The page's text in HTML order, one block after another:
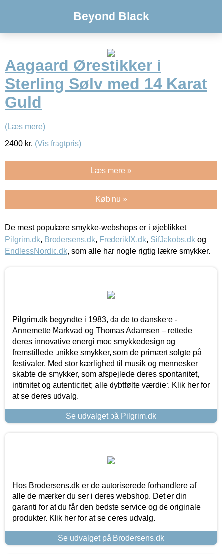
Beyond Black
Aagaard Ørestikker i
Sterling Sølv med 14 Karat
Guld
(Læs mere)
2400 kr. (Vis fragtpris)
Læs mere »
Køb nu »
De mest populære smykke-webshops er i øjeblikket
Pilgrim.dk, Brodersens.dk, FrederikIX.dk, SifJakobs.dk og
EndlessNordic.dk, som alle har nogle rigtig lækre smykker.
Pilgrim.dk begyndte i 1983, da de to danskere -
Annemette Markvad og Thomas Adamsen – rettede
deres innovative energi mod smykkedesign og
fremstillede unikke smykker, som de primært solgte på
festivaler. Med stor kærlighed til musik og mennesker
skabte de smykker, som afspejlede deres spontanitet,
intimitet og autenticitet; alle dybtfølte værdier. Klik her for
at se deres udvalg.
Se udvalget på Pilgrim.dk
Hos Brodersens.dk er de autoriserede forhandlere af
alle de mærker du ser i deres webshop. Det er din
garanti for at du får den bedste service og de originale
produkter. Klik her for at se deres udvalg.
Se udvalget på Brodersens.dk